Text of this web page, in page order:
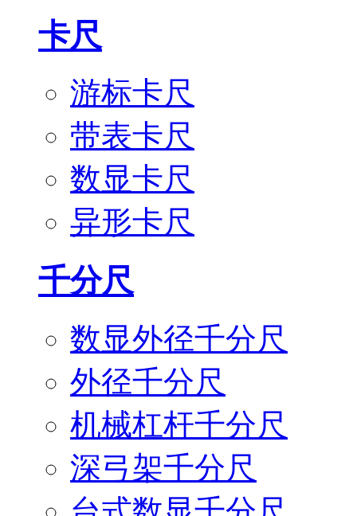
卡尺
游标卡尺
带表卡尺
数显卡尺
异形卡尺
千分尺
数显外径千分尺
外径千分尺
机械杠杆千分尺
深弓架千分尺